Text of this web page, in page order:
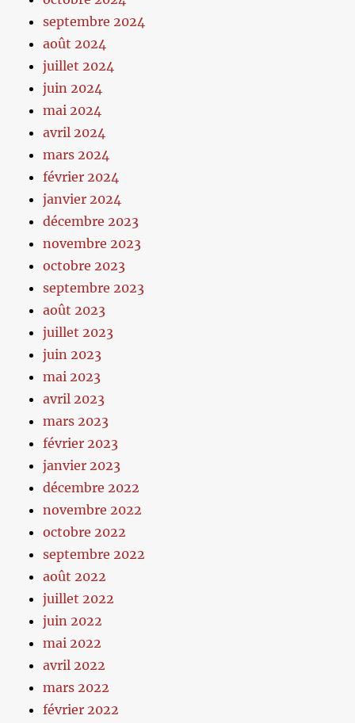
septembre 2024
août 2024
juillet 2024
juin 2024
mai 2024
avril 2024
mars 2024
février 2024
janvier 2024
décembre 2023
novembre 2023
octobre 2023
septembre 2023
août 2023
juillet 2023
juin 2023
mai 2023
avril 2023
mars 2023
février 2023
janvier 2023
décembre 2022
novembre 2022
octobre 2022
septembre 2022
août 2022
juillet 2022
juin 2022
mai 2022
avril 2022
mars 2022
février 2022